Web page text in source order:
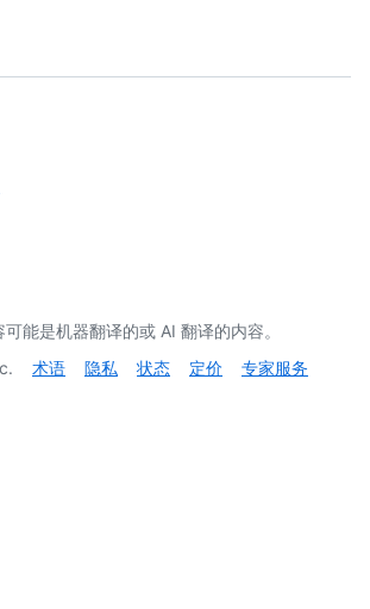
能是机器翻译的或 AI 翻译的内容。
术语 隐私 状态 定价
专家服务